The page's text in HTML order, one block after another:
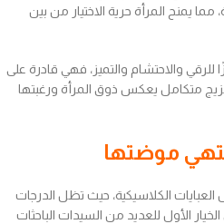
مما يمنح المرأة حرية الاختيار من بين
للرقي والاحتشام والتميز، فهي قادرة على
متكامل يعكس ذوق المرأة ورغبتها
موضتها
العبايات الكلاسيكية، حيث تظل الدرجات
الأول للعديد من السيدات الباحثات